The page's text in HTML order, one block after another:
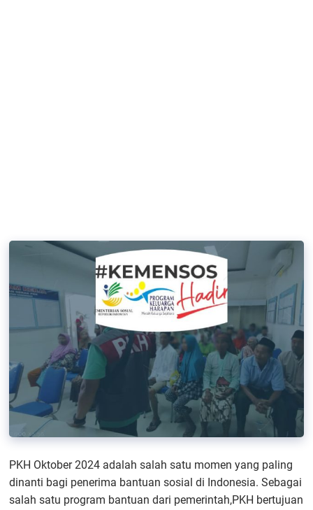
PKH Oktober 2024 adalah salah satu momen yang paling
dinanti bagi penerima bantuan sosial di Indonesia. Sebagai
salah satu program bantuan dari pemerintah,PKH bertujuan